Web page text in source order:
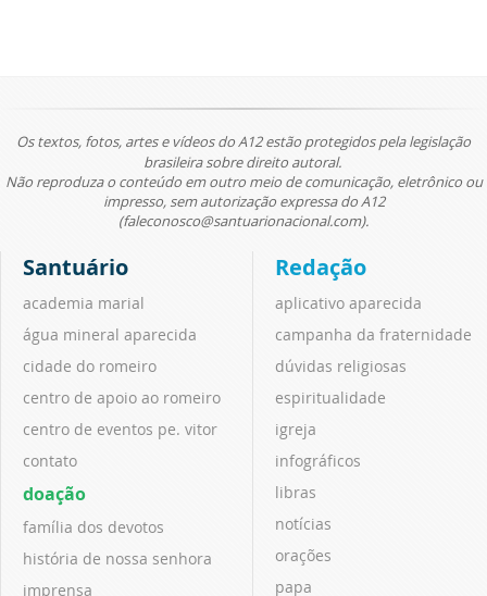
Os textos, fotos, artes e vídeos do A12 estão protegidos pela legislação
brasileira sobre direito autoral.
Não reproduza o conteúdo em outro meio de comunicação, eletrônico ou
impresso, sem autorização expressa do A12
(faleconosco@santuarionacional.com).
Santuário
academia marial
água mineral aparecida
cidade do romeiro
centro de apoio ao romeiro
centro de eventos pe. vitor
contato
doação
família dos devotos
história de nossa senhora
imprensa
Redação
aplicativo aparecida
campanha da fraternidade
dúvidas religiosas
espiritualidade
igreja
infográficos
libras
notícias
orações
papa